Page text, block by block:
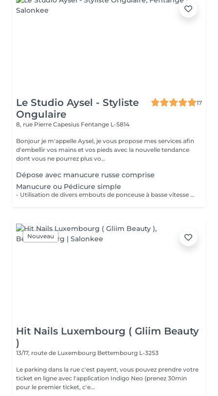
Le Studio Aysel - Styliste
Ongulaire
17
8, rue Pierre Capesius Fentange L-5814
Bonjour je m'appelle Aysel, je vous propose mes services afin
d'embellir vos mains et vos pieds avec la nouvelle tendance
dont vous ne pourrez plus vo...
Dépose avec manucure russe comprise
Manucure ou Pédicure simple
- Utilisation de divers embouts de ponceuse à basse vitesse pour décoller, soulever et éliminer les cuticules. - Limage des ongles - Application d'une huile à cuticule et crème avec massage
Nouveau
Hit Nails Luxembourg ( Gliim Beauty
)
13/17, route de Luxembourg Bettembourg L-3253
Le parking dans la rue c'est payent, vous pouvez prendre votre
ticket en ligne avec l'application Indigo Neo (prenez 30min
pour le premier ticket, c'e...